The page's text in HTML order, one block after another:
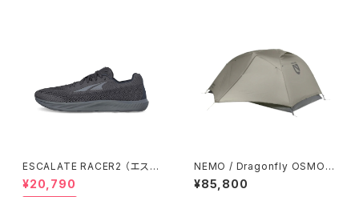
ESCALATE RACER2 （エスカ
ランテ レーサー２）ウィメンズ Bl
ack/Black
¥20,790
NEMO / Dragonfly OSMO™
2P (※発送までお時間いただく
場合あり)
¥85,800